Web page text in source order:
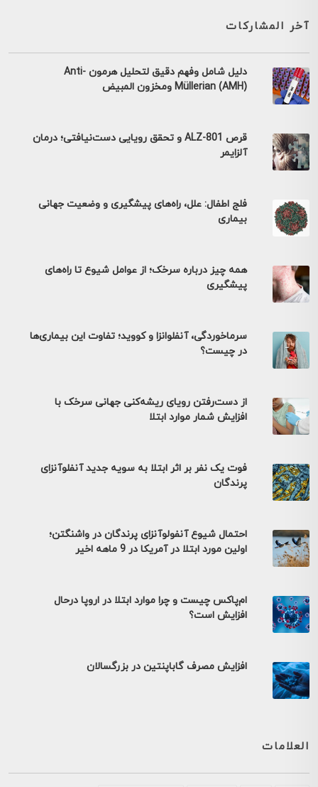
آخر المشاركات
دليل شامل وفهم دقيق لتحليل هرمون Anti-
Müllerian (AMH) ومخزون المبيض
قرص ALZ-801 و تحقق رویایی دست‌نیافتی؛ درمان
آلزایمر
فلج اطفال: علل، راه‌های پیشگیری و وضعیت جهانی
بیماری
همه چیز درباره سرخک؛ از عوامل شیوع تا راه‌های
پیشگیری
سرماخوردگی، آنفلوانزا و کووید؛ تفاوت این بیماری‌ها
در چیست؟
از دست‌رفتن رویای ریشه‌کنی جهانی سرخک با
افزایش شمار موارد ابتلا
فوت یک نفر بر اثر ابتلا به سویه جدید آنفلوآنزای
پرندگان
احتمال شیوع آنفولوآنزای پرندگان در واشنگتن؛
اولین مورد ابتلا در آمریکا در 9 ماهه اخیر
ام‌پاکس چیست و چرا موارد ابتلا در اروپا درحال
افزایش است؟
افزایش مصرف گاباپنتین در بزرگسالان
العلامات